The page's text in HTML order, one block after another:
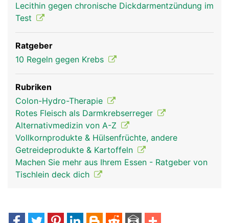
Lecithin gegen chronische Dickdarmentzündung im
Test
Ratgeber
10 Regeln gegen Krebs
Rubriken
Colon-Hydro-Therapie
Rotes Fleisch als Darmkrebserreger
Alternativmedizin von A-Z
Vollkornprodukte & Hülsenfrüchte, andere
Getreideprodukte & Kartoffeln
Machen Sie mehr aus Ihrem Essen - Ratgeber von
Tischlein deck dich